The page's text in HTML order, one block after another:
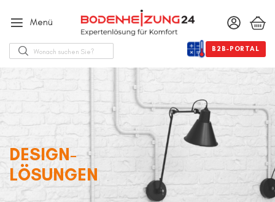
Menü
Suche B2B-PORTAL
DESIGN-
LÖSUNGEN